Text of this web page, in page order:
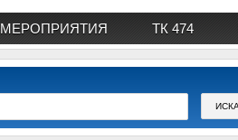
МЕРОПРИЯТИЯ ТК 474
АВОК